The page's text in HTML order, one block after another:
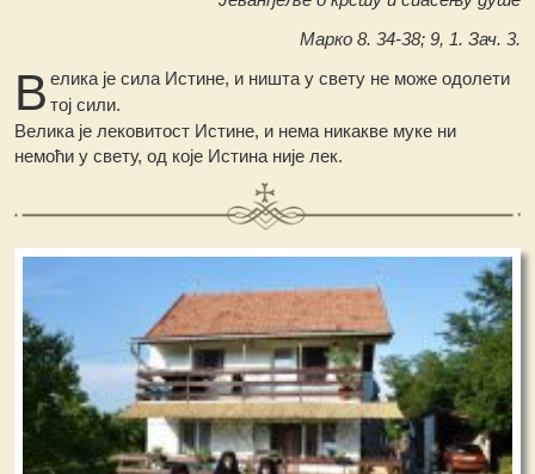
Марко 8. 34-38; 9, 1. Зач. 3.
В елика је сила Истине, и ништа у свету не може одолети
тој сили.
Велика је лековитост Истине, и нема никакве муке ни
немоћи у свету, од које Истина није лек.